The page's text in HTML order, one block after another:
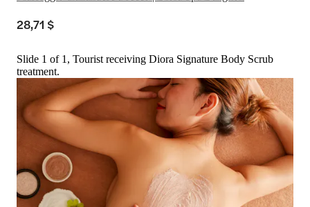
28,71 $
Slide 1 of 1, Tourist receiving Diora Signature Body Scrub
treatment.